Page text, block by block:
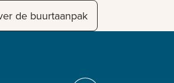
de buurtaanpak